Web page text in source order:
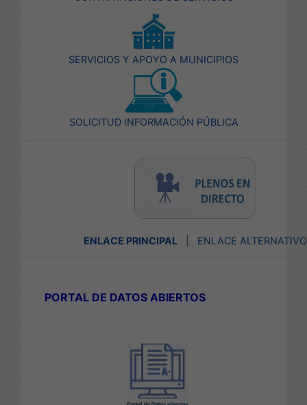
SERVICIOS Y APOYO A MUNICIPIOS
SOLICITUD INFORMACIÓN PÚBLICA
ENLACE PRINCIPAL ENLACE ALTERNATIVO
PORTAL DE DATOS ABIERTOS